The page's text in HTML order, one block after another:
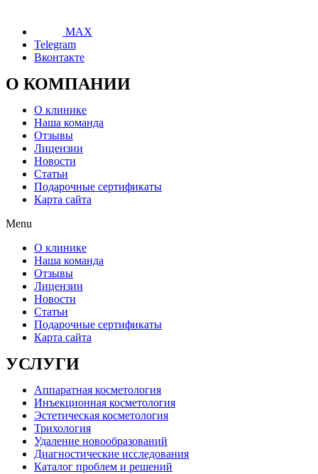
MAX
Telegram
Вконтакте
О КОМПАНИИ
О клинике
Наша команда
Отзывы
Лицензии
Новости
Статьи
Подарочные сертификаты
Карта сайта
Menu
О клинике
Наша команда
Отзывы
Лицензии
Новости
Статьи
Подарочные сертификаты
Карта сайта
УСЛУГИ
Аппаратная косметология
Инъекционная косметология
Эстетическая косметология
Трихология
Удаление новообразований
Диагностические исследования
Каталог проблем и решений